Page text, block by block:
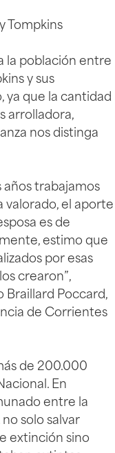
Tompkins
la población entre
y sus
ya que la cantidad
arrolladora,
nos distinga
años trabajamos
valorado, el aporte
es de
estimo que
por esas
crearon”,
Braillard Poccard,
de Corrientes
de 200.000
En
entre la
solo salvar
extinción sino